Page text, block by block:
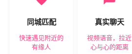
同城匹配
快速遇见附近的
有缘人
真实聊天
视频语音，拉近
心与心的距离